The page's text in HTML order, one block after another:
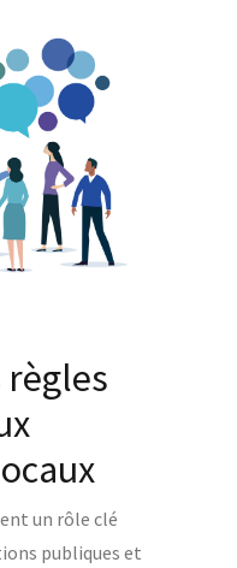
règles
un rôle clé
publiques et